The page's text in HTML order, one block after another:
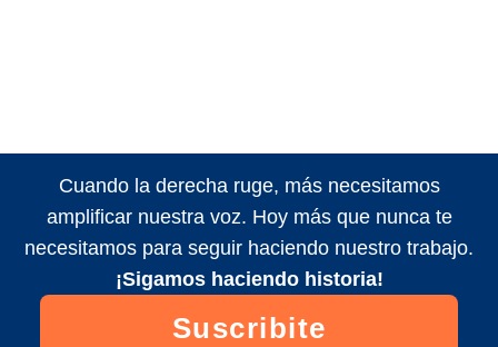
Cuando la derecha ruge, más necesitamos
amplificar nuestra voz. Hoy más que nunca te
necesitamos para seguir haciendo nuestro trabajo.
¡Sigamos haciendo historia!
Suscribite